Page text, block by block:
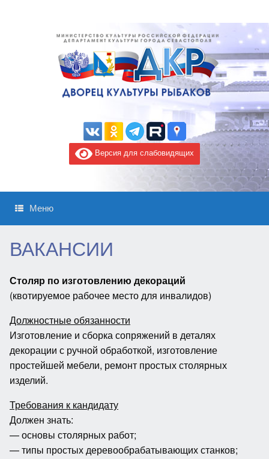
Версия для слабовидящих
Меню
ВАКАНСИИ
Столяр по изготовлению декораций
(квотируемое рабочее место для инвалидов)
Должностные обязанности
Изготовление и сборка сопряжений в деталях
декорации с ручной обработкой, изготовление
простейшей мебели, ремонт простых столярных
изделий.
Требования к кандидату
Должен знать:
— основы столярных работ;
— типы простых деревообрабатывающих станков;